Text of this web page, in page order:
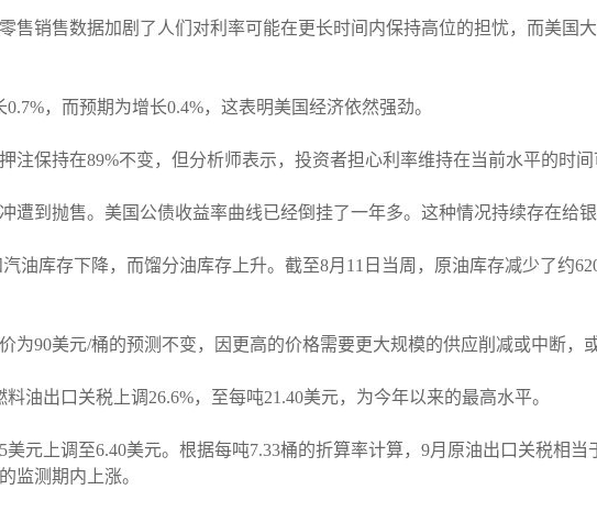
售销售数据加剧了人们对利率可能在更长时间内保持高位的担忧，而美国
，而预期为增长0.4%，这表明美国经济依然强劲。
注保持在89%不变，但分析师表示，投资者担心利率维持在当前水平的时间
遭到抛售。美国公债收益率曲线已经倒挂了一年多。这种情况持续存在给
油库存下降，而馏分油库存上升。截至8月11日当周，原油库存减少了约
为90美元/桶的预测不变，因更高的价格需要更大规模的供应削减或中断，
油出口关税上调26.6%，至每吨21.40美元，为今年以来的最高水平。
元上调至6.40美元。根据每吨7.33桶的折算率计算，9月原油出口关税相当
监测期内上涨。